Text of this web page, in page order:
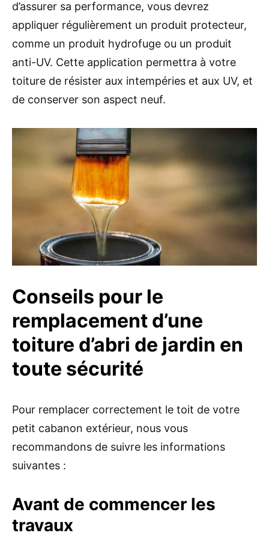
d’assurer sa performance, vous devrez
appliquer régulièrement un produit protecteur,
comme un produit hydrofuge ou un produit
anti-UV. Cette application permettra à votre
toiture de résister aux intempéries et aux UV, et
de conserver son aspect neuf.
Conseils pour le
remplacement d’une
toiture d’abri de jardin en
toute sécurité
Pour remplacer correctement le toit de votre
petit cabanon extérieur, nous vous
recommandons de suivre les informations
suivantes :
Avant de commencer les
travaux